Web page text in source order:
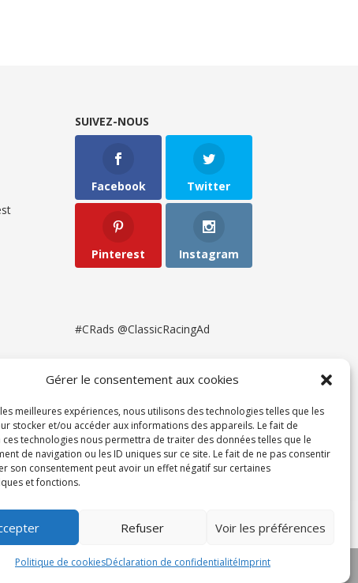
Gérer le consentement aux cookies
meilleures expériences, nous utilisons des technologies telles que les
stocker et/ou accéder aux informations des appareils. Le fait de
ces technologies nous permettra de traiter des données telles que le
de navigation ou les ID uniques sur ce site. Le fait de ne pas consentir
son consentement peut avoir un effet négatif sur certaines
et fonctions.
Refuser Voir les préférences
Politique de cookiesDéclaration de confidentialitéImprint
SUIVEZ-NOUS
Facebook Twitter
Pinterest Instagram
#CRads @ClassicRacingAd